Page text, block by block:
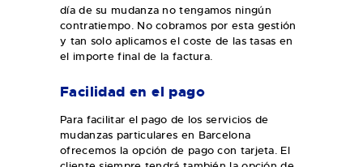
día de su mudanza no tengamos ningún
contratiempo. No cobramos por esta gestión
y tan solo aplicamos el coste de las tasas en
el importe final de la factura.
Facilidad en el pago
Para facilitar el pago de los servicios de
mudanzas particulares en Barcelona
ofrecemos la opción de pago con tarjeta. El